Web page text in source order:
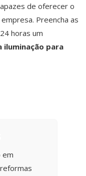
de oferecer o
Preencha as
horas um
iluminação para
em